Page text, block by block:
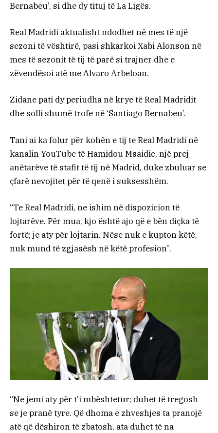
Bernabeu’, si dhe dy tituj të La Ligës.
Real Madridi aktualisht ndodhet në mes të një
sezoni të vështirë, pasi shkarkoi Xabi Alonson në
mes të sezonit të tij të parë si trajner dhe e
zëvendësoi atë me Alvaro Arbeloan.
Zidane pati dy periudha në krye të Real Madridit
dhe solli shumë trofe në ‘Santiago Bernabeu’.
Tani ai ka folur për kohën e tij te Real Madridi në
kanalin YouTube të Hamidou Msaidie, një prej
anëtarëve të stafit të tij në Madrid, duke zbuluar se
çfarë nevojitet për të qenë i suksesshëm.
“Te Real Madridi, ne ishim në dispozicion të
lojtarëve. Për mua, kjo është ajo që e bën diçka të
fortë; je aty për lojtarin. Nëse nuk e kupton këtë,
nuk mund të zgjasësh në këtë profesion”.
“Ne jemi aty për t’i mbështetur; duhet të tregosh
se je pranë tyre. Që dhoma e zhveshjes ta pranojë
atë që dëshiron të zbatosh, ata duhet të na